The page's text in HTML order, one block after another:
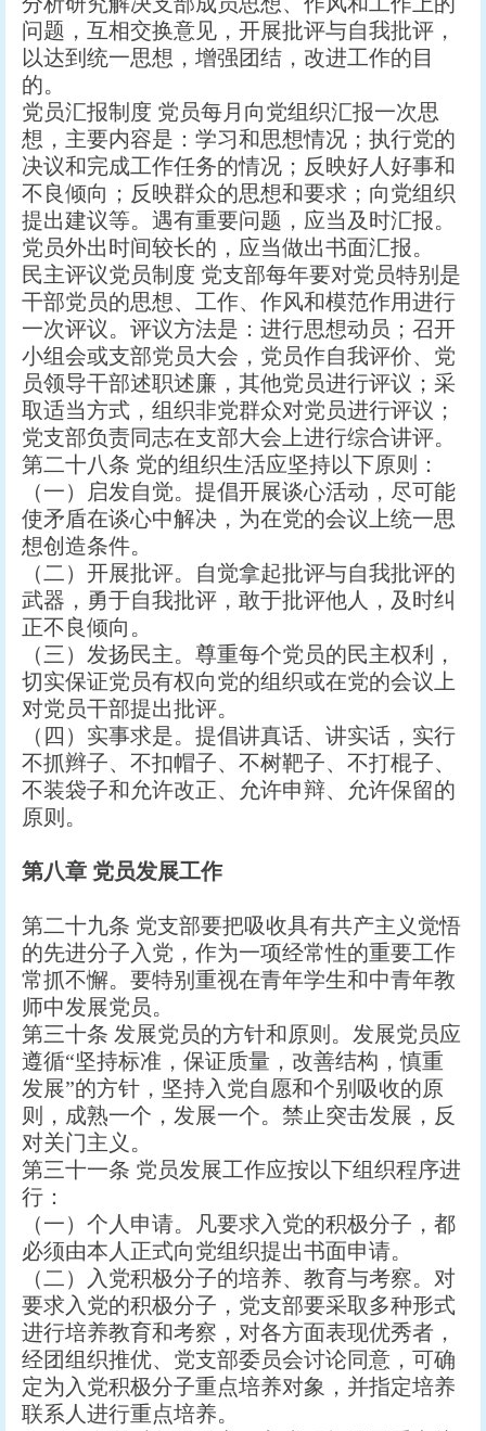
问题，互相交换意见，开展批评与自我批评，
以达到统一思想，增强团结，改进工作的目
的。
党员汇报制度 党员每月向党组织汇报一次思
想，主要内容是：学习和思想情况；执行党的
决议和完成工作任务的情况；反映好人好事和
不良倾向；反映群众的思想和要求；向党组织
提出建议等。遇有重要问题，应当及时汇报。
党员外出时间较长的，应当做出书面汇报。
民主评议党员制度 党支部每年要对党员特别是
干部党员的思想、工作、作风和模范作用进行
一次评议。评议方法是：进行思想动员；召开
小组会或支部党员大会，党员作自我评价、党
员领导干部述职述廉，其他党员进行评议；采
取适当方式，组织非党群众对党员进行评议；
党支部负责同志在支部大会上进行综合讲评。
第二十八条 党的组织生活应坚持以下原则：
（一）启发自觉。提倡开展谈心活动，尽可能
使矛盾在谈心中解决，为在党的会议上统一思
想创造条件。
（二）开展批评。自觉拿起批评与自我批评的
武器，勇于自我批评，敢于批评他人，及时纠
正不良倾向。
（三）发扬民主。尊重每个党员的民主权利，
切实保证党员有权向党的组织或在党的会议上
对党员干部提出批评。
（四）实事求是。提倡讲真话、讲实话，实行
不抓辫子、不扣帽子、不树靶子、不打棍子、
不装袋子和允许改正、允许申辩、允许保留的
原则。
第八章 党员发展工作
第二十九条 党支部要把吸收具有共产主义觉悟
的先进分子入党，作为一项经常性的重要工作
常抓不懈。要特别重视在青年学生和中青年教
师中发展党员。
第三十条 发展党员的方针和原则。发展党员应
遵循“坚持标准，保证质量，改善结构，慎重
发展”的方针，坚持入党自愿和个别吸收的原
则，成熟一个，发展一个。禁止突击发展，反
对关门主义。
第三十一条 党员发展工作应按以下组织程序进
行：
（一）个人申请。凡要求入党的积极分子，都
必须由本人正式向党组织提出书面申请。
（二）入党积极分子的培养、教育与考察。对
要求入党的积极分子，党支部要采取多种形式
进行培养教育和考察，对各方面表现优秀者，
经团组织推优、党支部委员会讨论同意，可确
定为入党积极分子重点培养对象，并指定培养
联系人进行重点培养。